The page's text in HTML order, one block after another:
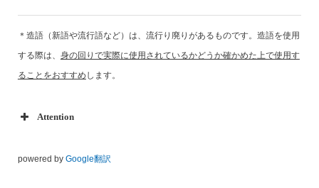
＊造語（新語や流行語など）は、流行り廃りがあるものです。造語を使用
する際は、 身の回りで実際に使用されているかどうか確かめた上で使用す
ることをおすすめ します。
Attention
powered by Google翻訳